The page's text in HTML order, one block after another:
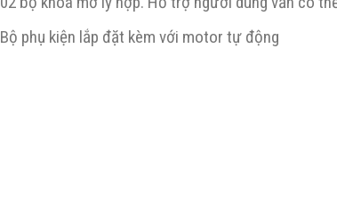
Bộ phụ kiện lắp đặt kèm với motor tự động